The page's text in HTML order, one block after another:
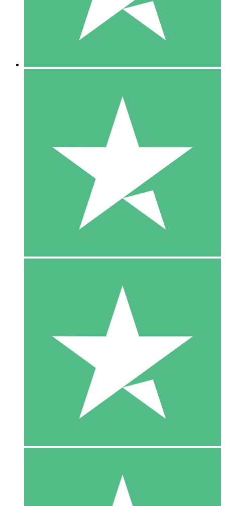
1 Download
10
US$1500
10 Download
20